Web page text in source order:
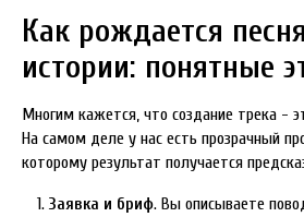
Как рождается
истории: понятные
Многим кажется, что создание трека -
На самом деле у нас есть прозрачный
которому результат получается
Заявка и бриф. Вы описываете